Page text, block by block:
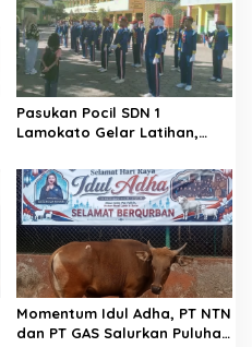
Pasukan Pocil SDN 1
Lamokato Gelar Latihan,
di Ajang Lomba Barisan Polisi
Cilik di Polda Sultra
Momentum Idul Adha, PT NTN
dan PT GAS Salurkan Puluhan